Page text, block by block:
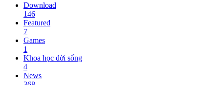
Download
146
Featured
7
Games
1
Khoa học đời sống
4
News